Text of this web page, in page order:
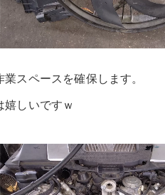
スペースを確保します。
しいですｗ